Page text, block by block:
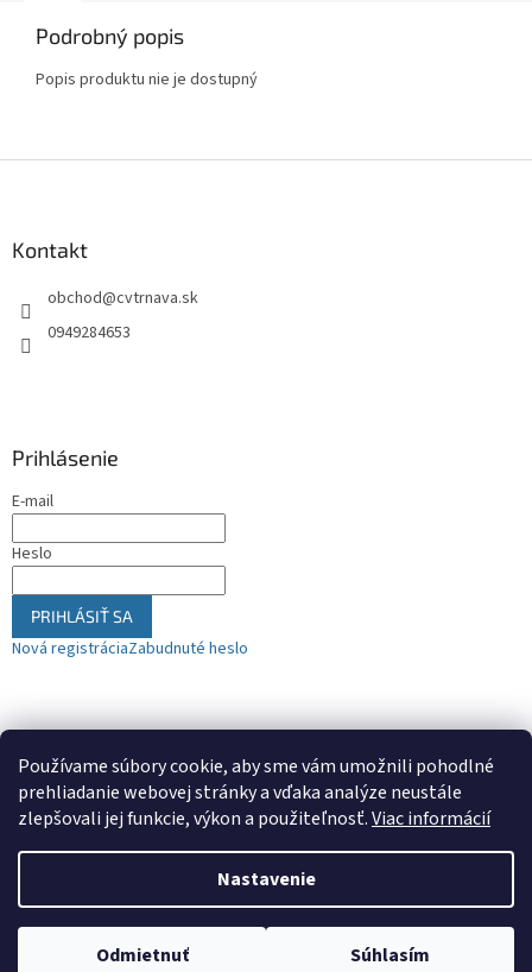
Používame súbory cookie, aby sme vám umožnili pohodlné
prehliadanie webovej stránky a vďaka analýze neustále
zlepšovali jej funkcie, výkon a použiteľnosť.Viac informácií
Nastavenie
Odmietnuť Súhlasím
Podrobný popis
Popis produktu nie je dostupný
Kontakt
obchod@cvtrnava.sk
0949284653
Prihlásenie
E-mail
Heslo
PRIHLÁSIŤ SA
Nová registráciaZabudnuté heslo
0KS /€0
Vytvoril Shoptet
Copyright 2026cvtrnava.sk . Všetky práva vyhradené.